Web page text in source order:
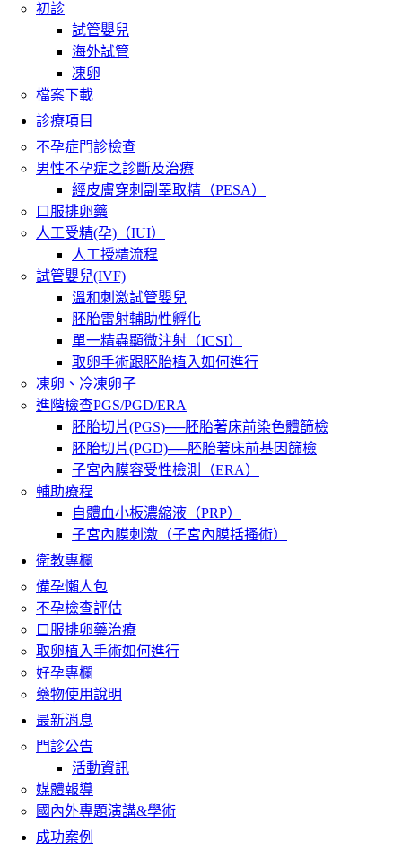
初診
試管嬰兒
海外試管
凍卵
檔案下載
診療項目
不孕症門診檢查
男性不孕症之診斷及治療
經皮膚穿刺副睪取精（PESA）
口服排卵藥
人工受精(孕)（IUI）
人工授精流程
試管嬰兒(IVF)
溫和刺激試管嬰兒
胚胎雷射輔助性孵化
單一精蟲顯微注射（ICSI）
取卵手術跟胚胎植入如何進行
凍卵、冷凍卵子
進階檢查PGS/PGD/ERA
胚胎切片(PGS)──胚胎著床前染色體篩檢
胚胎切片(PGD)──胚胎著床前基因篩檢
子宮內膜容受性檢測（ERA）
輔助療程
自體血小板濃縮液（PRP）
子宮內膜刺激（子宮內膜括搔術）
衛教專欄
備孕懶人包
不孕檢查評估
口服排卵藥治療
取卵植入手術如何進行
好孕專欄
藥物使用說明
最新消息
門診公告
活動資訊
媒體報導
國內外專題演講&學術
成功案例